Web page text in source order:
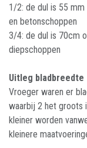
1/2: de dul is 55
en betonschoppen
3/4: de dul is 70cm
diepschoppen
Uitleg bladbreedte
Vroeger waren er
waarbij 2 het groots
kleiner worden
kleinere